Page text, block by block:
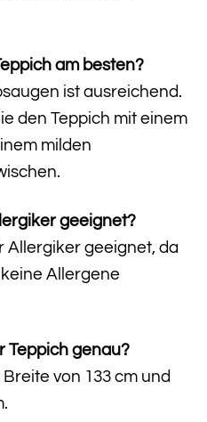
am besten?
ist ausreichend.
den Teppich mit einem
milden
geeignet?
Allergiker geeignet, da
Allergene
Teppich genau?
von 133 cm und